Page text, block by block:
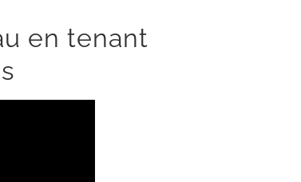
en tenant